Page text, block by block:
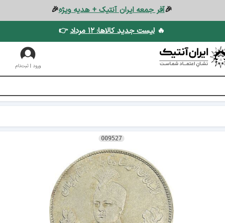
🎉آفر جمعه ایران آنتیک + هدیه ویژه🎉
🔥لیست جدید کالاها: ۱۲ مرداد 👉
ورود | ثبت‌نام
009527